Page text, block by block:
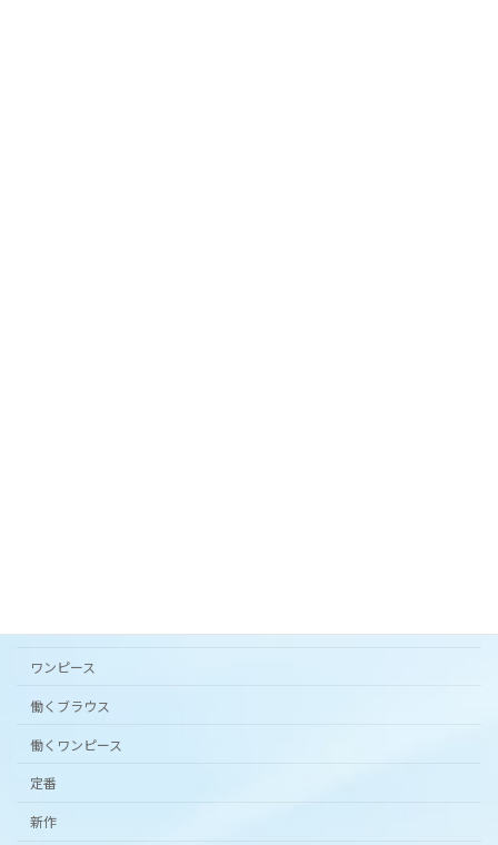
ワンピース
働くブラウス
働くワンピース
定番
新作